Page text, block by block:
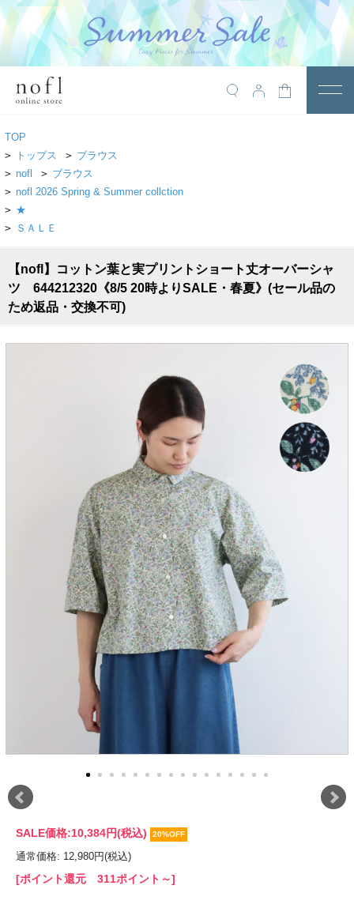
￥10,800税込以上で送料無料
トップス
アウター
パンツ
スカート
全てのアイテム
SALE ITEM
ブランド
マイページ
お買い物カゴ
配送遅延情報
ご利用について
実店舗のご案内
FOLLOW US ON
LINE@お友だち登録で
TOP
>
トップス > ブラウス
> nofl > ブラウス
> nofl 2026 Spring & Summer collction
> ★
>
ＳＡＬＥ
【nofl】コットン葉と実プリントショート丈オーバーシャ
ツ 644212320《8/5 20時よりSALE・春夏》(セール品の
ため返品・交換不可)
SALE価格:10,384円(税込) 20%OFF
通常価格: 12,980円(税込)
[ポイント還元 311ポイント～]